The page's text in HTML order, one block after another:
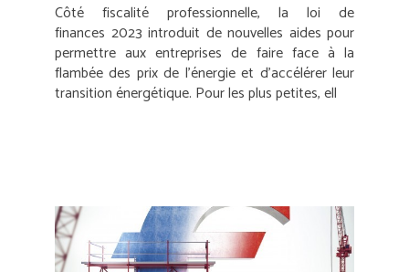
Côté fiscalité professionnelle, la loi de
finances 2023 introduit de nouvelles aides pour
permettre aux entreprises de faire face à la
flambée des prix de l’énergie et d’accélérer leur
transition énergétique. Pour les plus petites, ell